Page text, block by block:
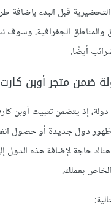
قبل البدء بإضافة
والمناطق الجغرافية، وسوف
أيضًا.
ضمن متجر أوبن كارت
دولة، إذ يتضمن تثبيت أوبن
ظهور دول جديدة أو حصول
حاجة لإضافة هذه الدول
الخاص بعملك.